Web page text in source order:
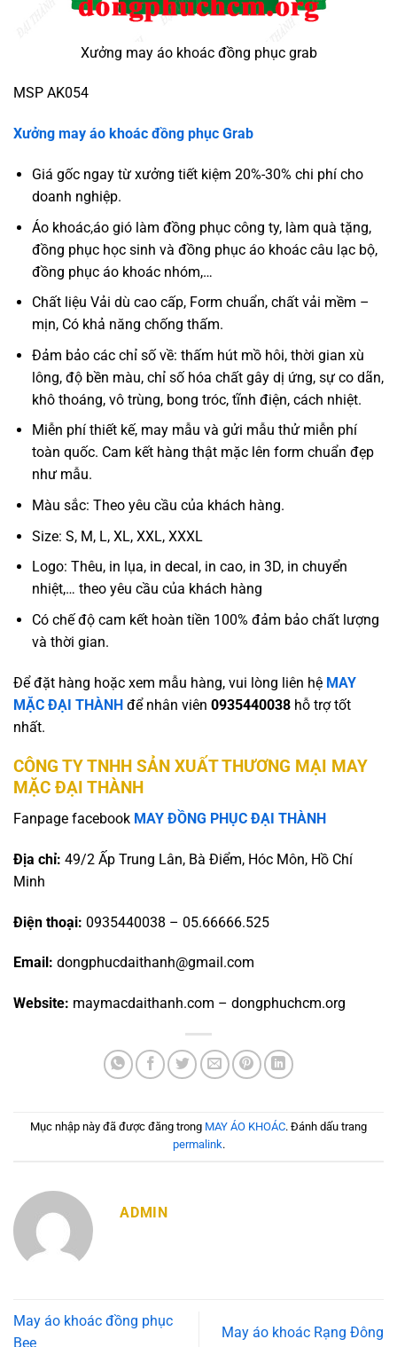
Xưởng may áo khoác đồng phục grab
MSP AK054
Xưởng may áo khoác đồng phục Grab
Giá gốc ngay từ xưởng tiết kiệm 20%-30% chi phí cho
doanh nghiệp.
Áo khoác,áo gió làm đồng phục công ty, làm quà tặng,
đồng phục học sinh và đồng phục áo khoác câu lạc bộ,
đồng phục áo khoác nhóm,…
Chất liệu Vải dù cao cấp, Form chuẩn, chất vải mềm –
mịn, Có khả năng chống thấm.
Đảm bảo các chỉ số về: thấm hút mồ hôi, thời gian xù
lông, độ bền màu, chỉ số hóa chất gây dị ứng, sự co dãn,
khô thoáng, vô trùng, bong tróc, tĩnh điện, cách nhiệt.
Miễn phí thiết kế, may mẫu và gửi mẫu thử miễn phí
toàn quốc. Cam kết hàng thật mặc lên form chuẩn đẹp
như mẫu.
Màu sắc: Theo yêu cầu của khách hàng.
Size: S, M, L, XL, XXL, XXXL
Logo: Thêu, in lụa, in decal, in cao, in 3D, in chuyển
nhiệt,… theo yêu cầu của khách hàng
Có chế độ cam kết hoàn tiền 100% đảm bảo chất lượng
và thời gian.
Để đặt hàng hoặc xem mẫu hàng, vui lòng liên hệ MAY
MẶC ĐẠI THÀNH để nhân viên 0935440038 hỗ trợ tốt
nhất.
CÔNG TY TNHH SẢN XUẤT THƯƠNG MẠI MAY
MẶC ĐẠI THÀNH
Fanpage facebook MAY ĐỒNG PHỤC ĐẠI THÀNH
Địa chỉ: 49/2 Ấp Trung Lân, Bà Điểm, Hóc Môn, Hồ Chí
Minh
Điện thoại: 0935440038 – 05.66666.525
Email: dongphucdaithanh@gmail.com
Website: maymacdaithanh.com – dongphuchcm.org
Mục nhập này đã được đăng trong MAY ÁO KHOÁC. Đánh dấu trang
permalink.
ADMIN
May áo khoác đồng phục
Bee
May áo khoác Rạng Đông